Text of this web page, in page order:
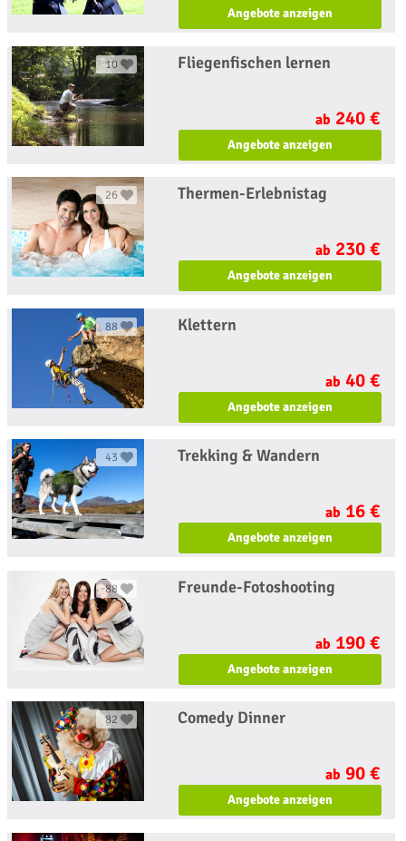
Angebote anzeigen
10 Fliegenfischen lernen
ab 240 €
Angebote anzeigen
26 Thermen-Erlebnistag
ab 230 €
Angebote anzeigen
88 Klettern
ab 40 €
Angebote anzeigen
43 Trekking & Wandern
ab 16 €
Angebote anzeigen
88 Freunde-Fotoshooting
ab 190 €
Angebote anzeigen
82 Comedy Dinner
ab 90 €
Angebote anzeigen